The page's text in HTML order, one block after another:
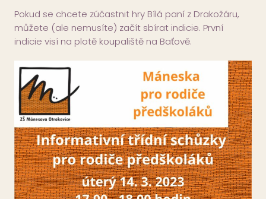
Pokud se chcete zúčastnit hry Bílá paní z Drakožáru,
můžete (ale nemusíte) začít sbírat indicie. První
indicie visí na plotě koupaliště na Baťově.